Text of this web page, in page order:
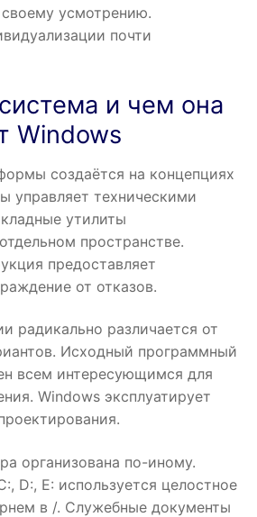
усмотрению.
почти
и чем она
Windows
создаётся на концепциях
управляет техническими
утилиты
пространстве.
предоставляет
от отказов.
радикально различается от
Исходный программный
всем интересующимся для
Windows эксплуатирует
организована по-иному.
D:, E: используется целостное
в /. Служебные документы